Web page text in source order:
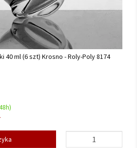
40 ml (6 szt) Krosno - Roly-Poly 8174